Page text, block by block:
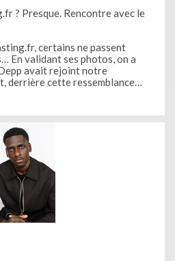
? Presque. Rencontre avec le
certains ne passent
En validant ses photos, on a
avait rejoint notre
derrière cette ressemblance